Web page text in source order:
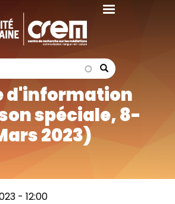
search
d'information
spéciale, 8-
2023)
- 12:00